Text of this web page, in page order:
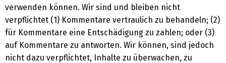
verwenden können. Wir sind und bleiben nicht
verpflichtet (1) Kommentare vertraulich zu behandeln; (2)
für Kommentare eine Entschädigung zu zahlen; oder (3)
auf Kommentare zu antworten. Wir können, sind jedoch
nicht dazu verpflichtet, Inhalte zu überwachen, zu